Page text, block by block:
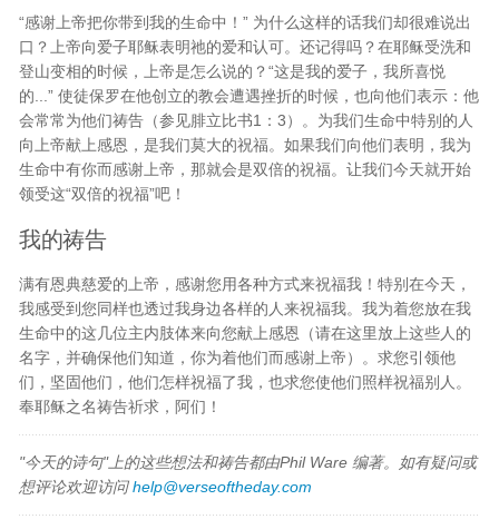
“感谢上帝把你带到我的生命中！” 为什么这样的话我们却很难说出
口？上帝向爱子耶稣表明祂的爱和认可。还记得吗？在耶稣受洗和
登山变相的时候，上帝是怎么说的？“这是我的爱子，我所喜悦
的...” 使徒保罗在他创立的教会遭遇挫折的时候，也向他们表示：他
会常常为他们祷告（参见腓立比书1：3）。为我们生命中特别的人
向上帝献上感恩，是我们莫大的祝福。如果我们向他们表明，我为
生命中有你而感谢上帝，那就会是双倍的祝福。让我们今天就开始
领受这“双倍的祝福”吧！
我的祷告
满有恩典慈爱的上帝，感谢您用各种方式来祝福我！特别在今天，
我感受到您同样也透过我身边各样的人来祝福我。我为着您放在我
生命中的这几位主内肢体来向您献上感恩（请在这里放上这些人的
名字，并确保他们知道，你为着他们而感谢上帝）。求您引领他
们，坚固他们，他们怎样祝福了我，也求您使他们照样祝福别人。
奉耶稣之名祷告祈求，阿们！
"今天的诗句"上的这些想法和祷告都由Phil Ware 编著。如有疑问或
想评论欢迎访问help@verseoftheday.com